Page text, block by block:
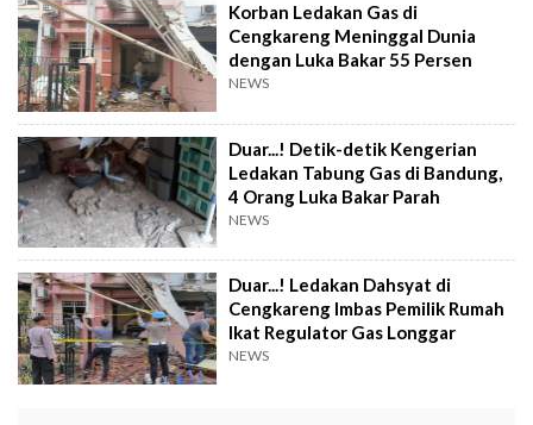
Korban Ledakan Gas di
Cengkareng Meninggal Dunia
dengan Luka Bakar 55 Persen
NEWS
Duar...! Detik-detik Kengerian
Ledakan Tabung Gas di Bandung,
4 Orang Luka Bakar Parah
NEWS
Duar...! Ledakan Dahsyat di
Cengkareng Imbas Pemilik Rumah
Ikat Regulator Gas Longgar
NEWS